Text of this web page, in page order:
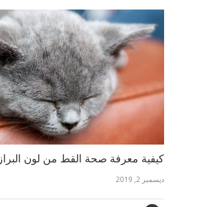
كيفية معرفة صحة القط من لون البراز
ديسمبر 2, 2019